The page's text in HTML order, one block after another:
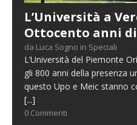
L’Università a
Ottocento anni
da Luca Sogno in Speciali
L’Università del Piemonte
gli 800 anni della presenza
questo Upo e Meic stanno
[...]
0 Commenti